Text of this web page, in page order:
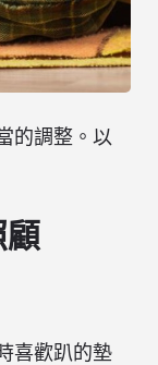
的調整。以
顧
喜歡趴的墊